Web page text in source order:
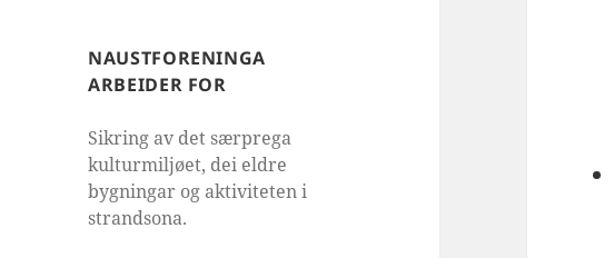
NAUSTFORENINGA
ARBEIDER FOR
Sikring av det særprega
kulturmiljøet, dei eldre
bygningar og aktiviteten i
strandsona.